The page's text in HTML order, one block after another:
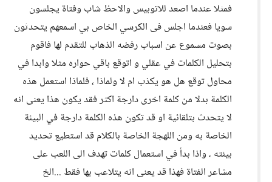
فمثلا عندما اصعد للاتوبيس والاحظ شاب وفتاة يجلسون
سويا فعندما اجلس فى الكرسي الخاص بي اسمعهم يتحدثون
بصوت مسموع عن اسباب رفضه الذهاب للتقدم لها فاقوم
بتحليل الكلمات في عقلي و اتوقع باقي حواره مثلا وابدا في
محاول توقع هل هو يكذب ام لا ولماذا ، فلماذا استعمل هذه
الكلمة بدلا من كلمة اخرى دارجة اكثر فقد يكون هذا يعنى انه
لا يتحدث بتلقائية او قد تكون هذه الكلمة دارجة في البيئة
الخاصة به ومن اللهجة الخاصة بالكلام قد استطيع تحديد
بيئته ، واذا بدأ في استعمال كلمات تهدف الى اللعب على
مشاعر الفتاة فهذا قد يعنى انه يتلاعب بها فقط ...الخ